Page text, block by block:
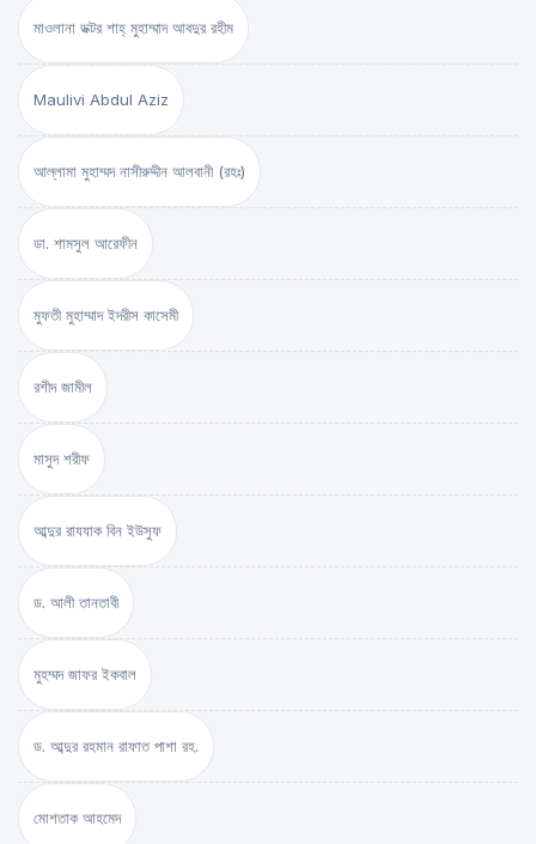
মাওলানা ডক্টর শাহ্‌ মুহাম্মাদ আবদুর রহীম
Maulivi Abdul Aziz
আল্লামা মুহাম্মদ নাসীরুদ্দীন আলবানী (রহঃ)
ডা. শামসুল আরেফীন
মুফতী মুহাম্মাদ ইদরীস কাসেমী
রশীদ জামীল
মাসুদ শরীফ
আব্দুর রাযযাক বিন ইউসুফ
ড. আলী তানতাবী
মুহম্মদ জাফর ইকবাল
ড. আব্দুর রহমান রাফাত পাশা রহ.
মোশতাক আহমেদ